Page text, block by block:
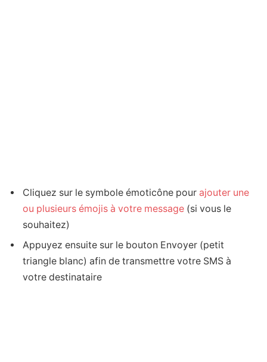
Cliquez sur le symbole émoticône pour ajouter une
ou plusieurs émojis à votre message (si vous le
souhaitez)
Appuyez ensuite sur le bouton Envoyer (petit
triangle blanc) afin de transmettre votre SMS à
votre destinataire